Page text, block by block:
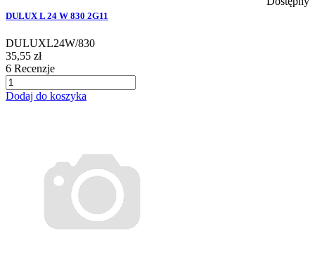
DULUX L 24 W 830 2G11
DULUXL24W/830
35,55 zł
6 Recenzje
Dodaj do koszyka